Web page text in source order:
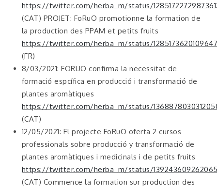
https://twitter.com/herba_m/status/
(CAT) PROJET: FoRuO promotionne la formation de
la production des PPAM et petits fruits
https://twitter.com/herba_m/status/
(FR)
8/03/2021: FORUO confirma la necessitat de
formació espcífica en producció i transformació de
plantes aromàtiques
https://twitter.com/herba_m/status/
(CAT)
12/05/2021: El projecte FoRuO oferta 2 cursos
professionals sobre producció y transformació de
plantes aromàtiques i medicinals i de petits fruits
https://twitter.com/herba_m/status/
(CAT) Commence la formation sur production des